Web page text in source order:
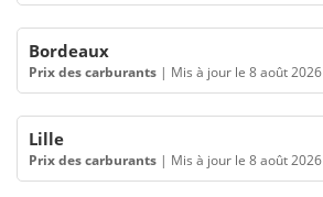
Bordeaux
Prix des carburants | Mis à jour le 8 août 2026
Lille
Prix des carburants | Mis à jour le 8 août 2026